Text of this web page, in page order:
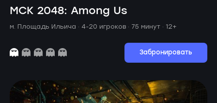
МСК 2048: Among Us
м. Площадь Ильича · 4-20 игроков · 75 минут · 12+
Забронировать